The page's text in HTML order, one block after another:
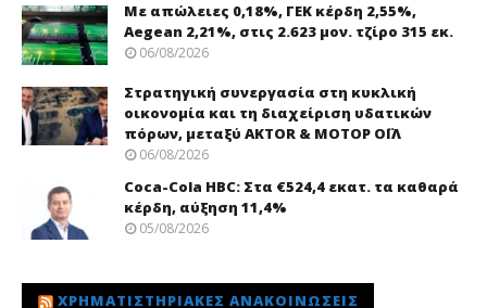
Με απώλειες 0,18%, ΓΕΚ κέρδη 2,55%,
Aegean 2,21%, στις 2.623 μον. τζίρο 315 εκ.
06/08/2026
Στρατηγική συνεργασία στη κυκλική
οικονομία και τη διαχείριση υδατικών
πόρων, μεταξύ AKTOR & ΜΟΤΟΡ ΟΪΛ
06/08/2026
Coca-Cola HBC: Στα €524,4 εκατ. τα καθαρά
κέρδη, αύξηση 11,4%
05/08/2026
ΧΡΗΜΑΤΙΣΤΗΡΙΑΚΈΣ ΑΝΑΚΟΙΝΏΣΕΙΣ